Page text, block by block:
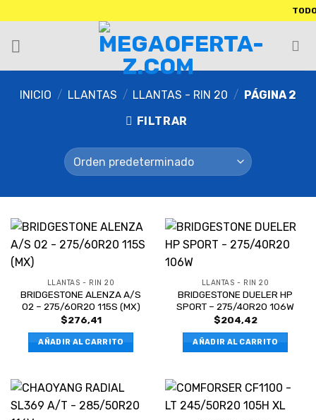
TODOS
INICIO / LLANTAS / LLANTAS - RIN 20 / PÁGINA 2
FILTRAR
LLANTAS - RIN 20
BRIDGESTONE ALENZA A/S
02 – 275/60R20 115S (MX)
$276,41
AÑADIR AL CARRITO
LLANTAS - RIN 20
BRIDGESTONE DUELER HP
SPORT – 275/40R20 106W
$204,42
AÑADIR AL CARRITO